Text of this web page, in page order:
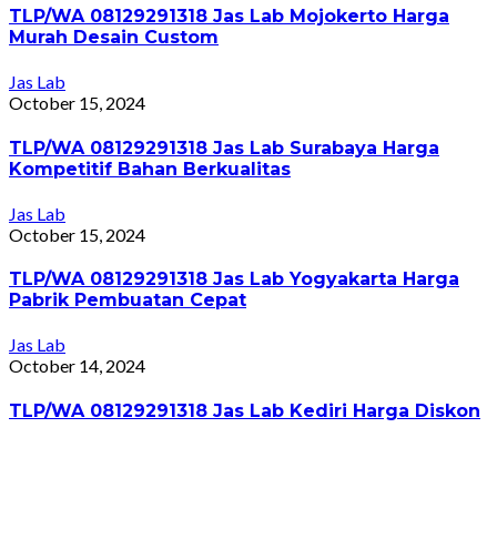
TLP/WA 08129291318 Jas Lab Mojokerto Harga
Murah Desain Custom
Jas Lab
October 15, 2024
TLP/WA 08129291318 Jas Lab Surabaya Harga
Kompetitif Bahan Berkualitas
Jas Lab
October 15, 2024
TLP/WA 08129291318 Jas Lab Yogyakarta Harga
Pabrik Pembuatan Cepat
Jas Lab
October 14, 2024
TLP/WA 08129291318 Jas Lab Kediri Harga Diskon